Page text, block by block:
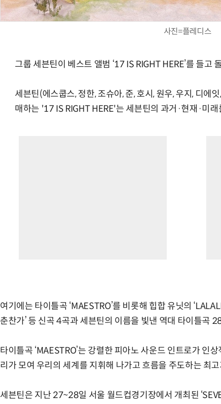
사진=플레디스
그룹 세븐틴이 베스트 앨범 ‘17 IS RIGHT HERE’를 들고
세븐틴(에스쿱스, 정한, 조슈아, 준, 호시, 원우, 우지, 디에
매하는 '17 IS RIGHT HERE'는 세븐틴의 과거·현재·미
여기에는 타이틀곡 ‘MAESTRO’를 비롯해 힙합 유닛의
춘찬가’ 등 신곡 4곡과 세븐틴의 이름을 빛낸 역대 타이틀곡
타이틀곡 ‘MAESTRO’는 강렬한 피아노 사운드 인트로가 인
리가 모여 우리의 세계를 지휘해 나가고 흐름을 주도하는 최
세븐틴은 지난 27~28일 서울 월드컵경기장에서 개최된